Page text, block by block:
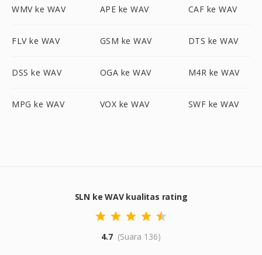
WMV ke WAV APE ke WAV CAF ke WAV
FLV ke WAV GSM ke WAV DTS ke WAV
DSS ke WAV OGA ke WAV M4R ke WAV
MPG ke WAV VOX ke WAV SWF ke WAV
SLN ke WAV kualitas rating
4.7 (Suara 136)